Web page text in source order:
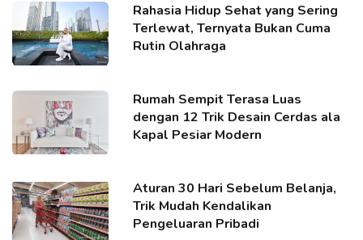
Rahasia Hidup Sehat yang Sering
Terlewat, Ternyata Bukan Cuma
Rutin Olahraga
Rumah Sempit Terasa Luas
dengan 12 Trik Desain Cerdas ala
Kapal Pesiar Modern
Aturan 30 Hari Sebelum Belanja,
Trik Mudah Kendalikan
Pengeluaran Pribadi